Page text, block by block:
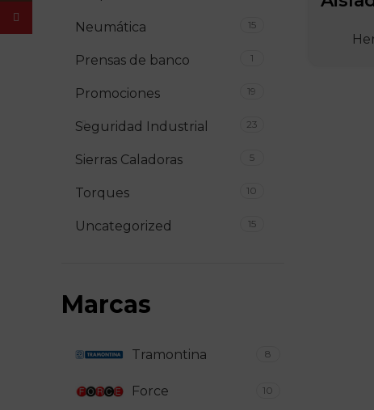
Neumática 15
Prensas de banco 1
Promociones 19
Seguridad Industrial 23
Sierras Caladoras 5
Torques 10
Uncategorized 15
Marcas
Tramontina 8
Force 10